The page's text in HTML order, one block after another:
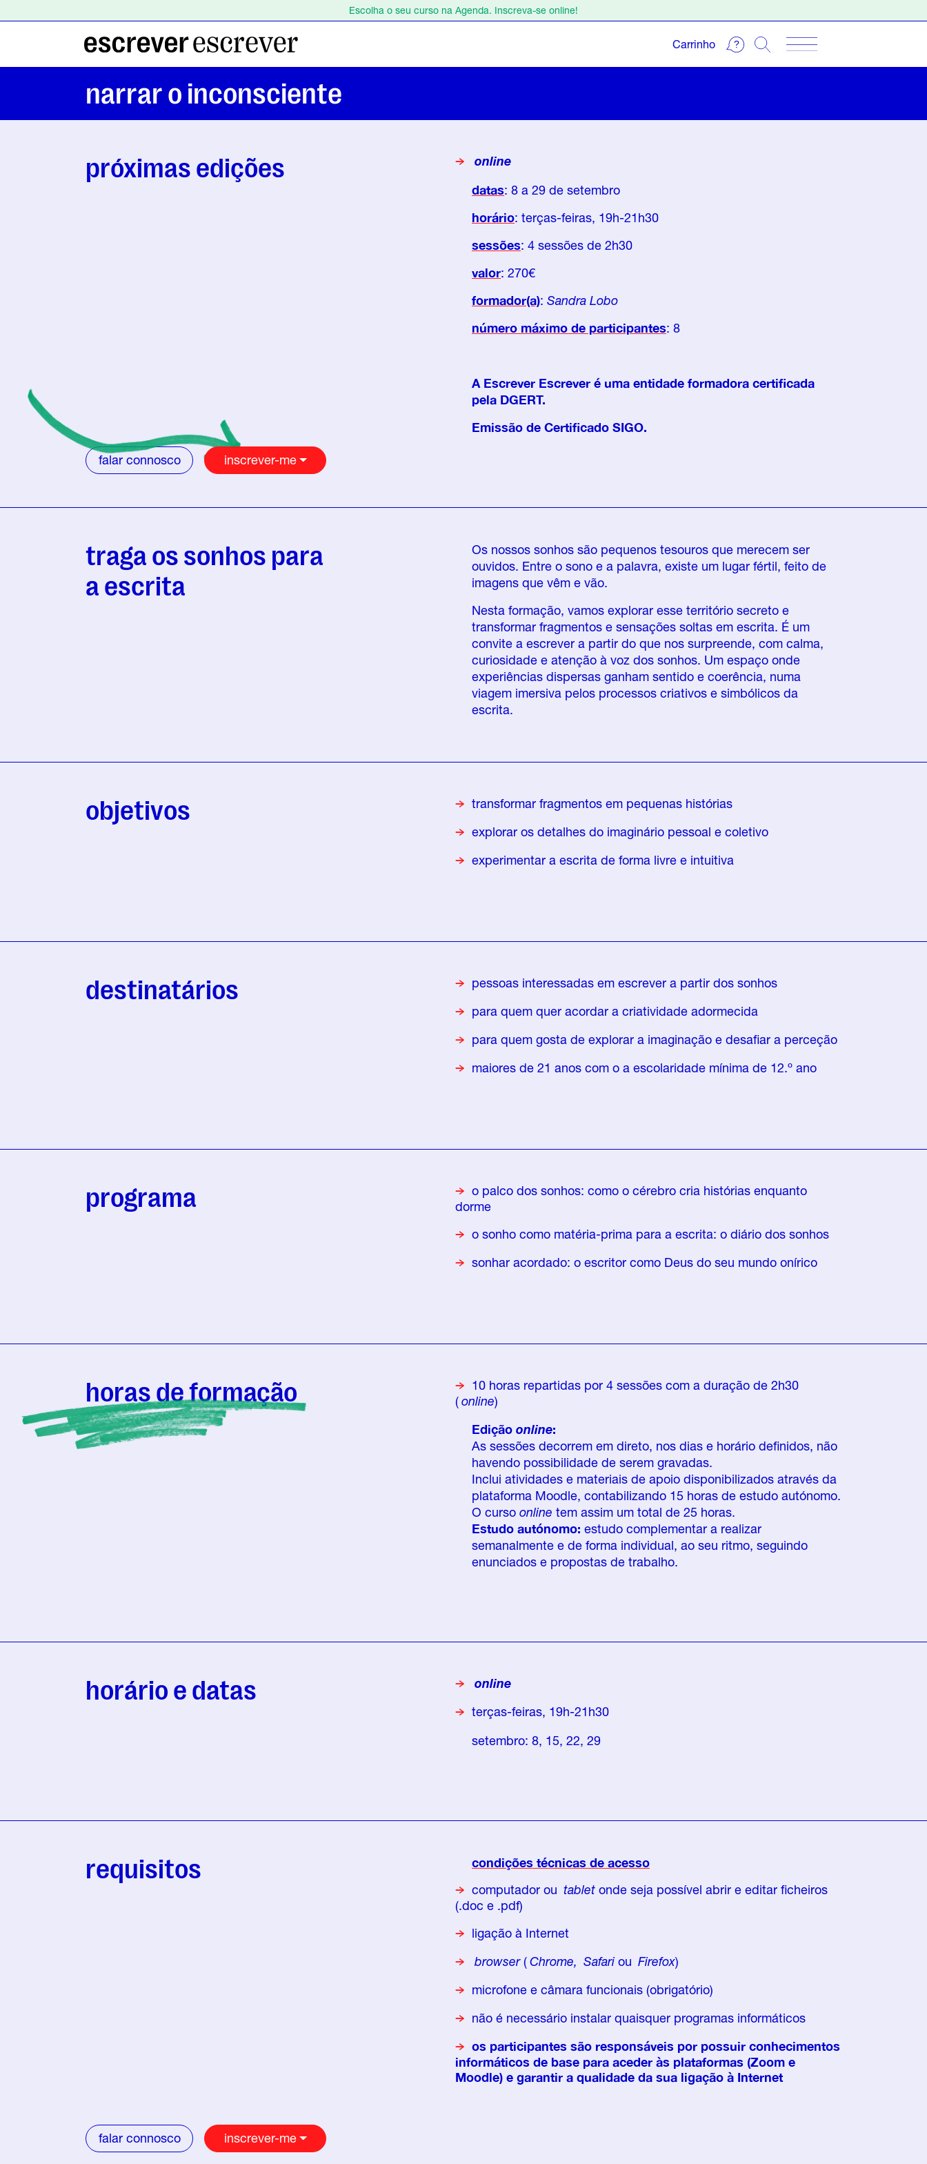
Escolha o seu curso na Agenda. Inscreva-se online!
Carrinho
narrar o inconsciente
próximas edições
falar connosco inscrever-me
online
datas: 8 a 29 de setembro
horário: terças-feiras, 19h-21h30
sessões: 4 sessões de 2h30
valor: 270€
formador(a): Sandra Lobo
número máximo de participantes: 8
A Escrever Escrever é uma entidade formadora certificada
pela DGERT.
Emissão de Certificado SIGO.
traga os sonhos para
a escrita
Os nossos sonhos são pequenos tesouros que merecem ser
ouvidos. Entre o sono e a palavra, existe um lugar fértil, feito de
imagens que vêm e vão.
Nesta formação, vamos explorar esse território secreto e
transformar fragmentos e sensações soltas em escrita. É um
convite a escrever a partir do que nos surpreende, com calma,
curiosidade e atenção à voz dos sonhos. Um espaço onde
experiências dispersas ganham sentido e coerência, numa
viagem imersiva pelos processos criativos e simbólicos da
escrita.
objetivos
transformar fragmentos em pequenas histórias
explorar os detalhes do imaginário pessoal e coletivo
experimentar a escrita de forma livre e intuitiva
destinatários
pessoas interessadas em escrever a partir dos sonhos
para quem quer acordar a criatividade adormecida
para quem gosta de explorar a imaginação e desafiar a perceção
maiores de 21 anos com o a escolaridade mínima de 12.º ano
programa
o palco dos sonhos: como o cérebro cria histórias enquanto
dorme
o sonho como matéria-prima para a escrita: o diário dos sonhos
sonhar acordado: o escritor como Deus do seu mundo onírico
horas de formação
10 horas repartidas por 4 sessões com a duração de 2h30
(online)
Edição online:
As sessões decorrem em direto, nos dias e horário definidos, não
havendo possibilidade de serem gravadas.
Inclui atividades e materiais de apoio disponibilizados através da
plataforma Moodle, contabilizando 15 horas de estudo autónomo.
O curso online tem assim um total de 25 horas.
Estudo autónomo: estudo complementar a realizar
semanalmente e de forma individual, ao seu ritmo, seguindo
enunciados e propostas de trabalho.
horário e datas
online
terças-feiras, 19h-21h30
setembro: 8, 15, 22, 29
requisitos
falar connosco inscrever-me
condições técnicas de acesso
computador ou tabletonde seja possível abrir e editar ficheiros
(.doc e .pdf)
ligação à Internet
browser(Chrome, Safariou Firefox)
microfone e câmara funcionais (obrigatório)
não é necessário instalar quaisquer programas informáticos
os participantes são responsáveis por possuir conhecimentos
informáticos de base para aceder às plataformas (Zoom e
Moodle) e garantir a qualidade da sua ligação à Internet